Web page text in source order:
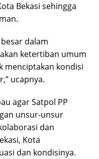
Bekasi sehingga
dalam
ketertiban umum
menciptakan kondisi
ucapnya.
agar Satpol PP
unsur-unsur
dan
Kota
dan kondisinya.